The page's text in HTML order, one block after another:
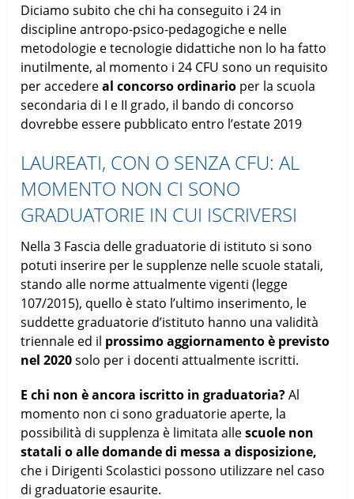
Diciamo subito che chi ha conseguito i 24 in
discipline antropo-psico-pedagogiche e nelle
metodologie e tecnologie didattiche non lo ha fatto
inutilmente, al momento i 24 CFU sono un requisito
per accedereal concorso ordinario per la scuola
secondaria di I e II grado, il bando di concorso
dovrebbe essere pubblicato entro l’estate 2019
LAUREATI, CON O SENZA CFU: AL
MOMENTO NON CI SONO
GRADUATORIE IN CUI ISCRIVERSI
Nella 3 Fascia delle graduatorie di istituto si sono
potuti inserire per le supplenze nelle scuole statali,
stando alle norme attualmente vigenti (legge
107/2015), quello è stato l’ultimo inserimento, le
suddette graduatorie d’istituto hanno una validità
triennale ed il prossimo aggiornamento è previsto
nel 2020solo per i docenti attualmente iscritti.
E chi non è ancora iscritto in graduatoria?Al
momento non ci sono graduatorie aperte, la
possibilità di supplenza è limitata allescuole non
statali o alle domande di messa a disposizione,
che i Dirigenti Scolastici possono utilizzare nel caso
di graduatorie esaurite.